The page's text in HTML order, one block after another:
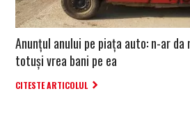
Anunţul anului pe piaţa auto: n-ar
totuşi vrea bani pe ea
CITESTE ARTICOLUL